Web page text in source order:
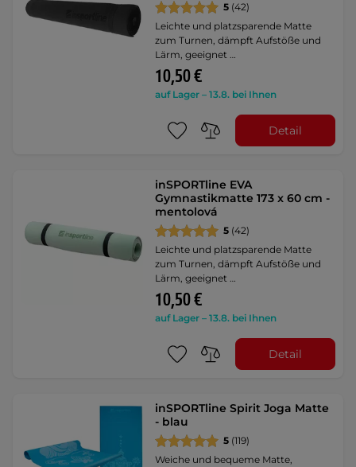
5 (42)
Leichte und platzsparende Matte
zum Turnen, dämpft Aufstöße und
Lärm, geeignet …
10,50 €
auf Lager – 13.8. bei Ihnen
Detail
inSPORTline EVA
Gymnastikmatte 173 x 60 cm -
mentolová
5 (42)
Leichte und platzsparende Matte
zum Turnen, dämpft Aufstöße und
Lärm, geeignet …
10,50 €
auf Lager – 13.8. bei Ihnen
Detail
inSPORTline Spirit Joga Matte
- blau
5 (119)
Weiche und bequeme Matte,